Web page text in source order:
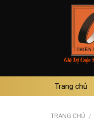
Trang chủ
TRANG CHỦ /